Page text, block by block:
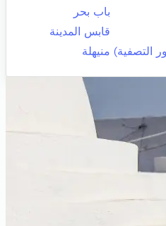
باب بحر
قابس المدينة
منيهلة